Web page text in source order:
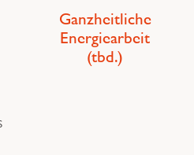
Ganzheitliche
Energiearbeit
(tbd.)